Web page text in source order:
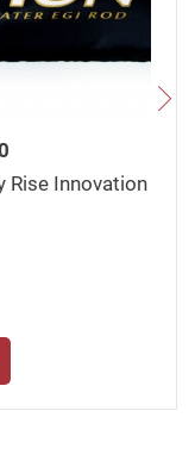
Innovation